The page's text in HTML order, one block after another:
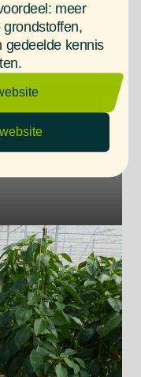
naar
meer
gedeelde kennis